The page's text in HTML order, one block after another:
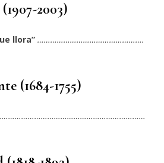
2003)
llora” ………………………………………….
(1684-1755)